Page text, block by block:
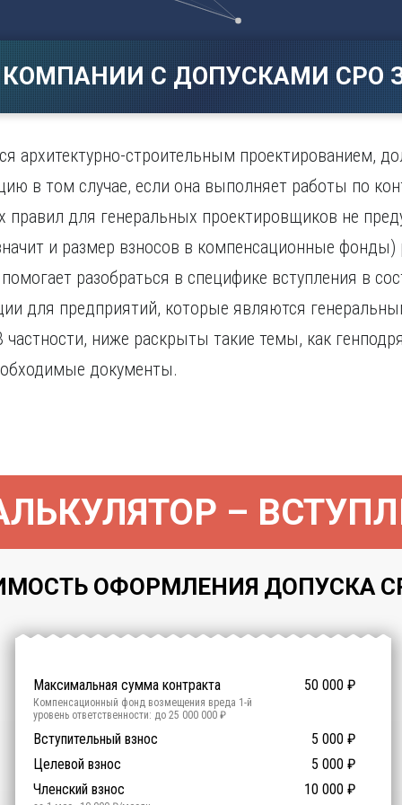
Н
Новокузнецк
Новосибирск
КОМПАНИИ С ДОПУСКАМИ СРО
архитектурно-строительным проектированием,
в том случае, если она выполняет работы по
для генеральных проектировщиков не
и размер взносов в компенсационные
разобраться в специфике вступления в
для предприятий, которые являются
ниже раскрыты такие темы, как
документы.
–
ОФОРМЛЕНИЯ ДОПУСКА
Максимальная сумма контракта 50 000 ₽
Компенсационный фонд возмещения вреда 1-й
уровень ответственности: до 25 000 000 ₽
Участие в гос. тендерах и аукционах 0 ₽
Компенсационный фонд договорных обязательств
й уровень ответственности:
Вступительный взнос 5 000 ₽
Целевой взнос
5 000 ₽
Членский взнос
10 000 ₽